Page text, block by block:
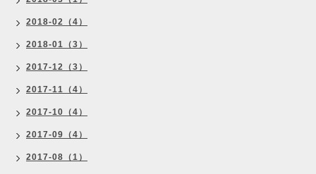
2018-02（4）
2018-01（3）
2017-12（3）
2017-11（4）
2017-10（4）
2017-09（4）
2017-08（1）